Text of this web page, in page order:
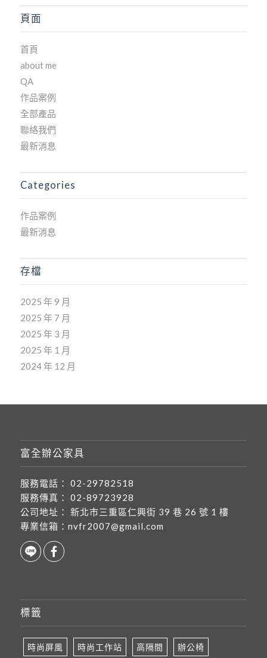
頁面
首頁
about me
QA
作品案例
全部產品
聯絡我們
最新消息
Categories
作品案例
最新消息
存檔
2025 年 9 月
2025 年 7 月
2025 年 3 月
2025 年 1 月
2024 年 12 月
富全辦公家具
服務電話：
02-29782518
服務傳真：
02-89723928
公司地址：
新北市三重區仁興街 39 巷 26 號 1 樓
專業信箱： nvfr2007@gmail.com
標籤
時尚屏風 時尚工作站 高隔間 辦公椅